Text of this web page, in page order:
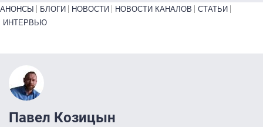
Primary links bottom
АНОНСЫ БЛОГИ НОВОСТИ НОВОСТИ КАНАЛОВ
СТАТЬИ
ИНТЕРВЬЮ
Павел Козицын